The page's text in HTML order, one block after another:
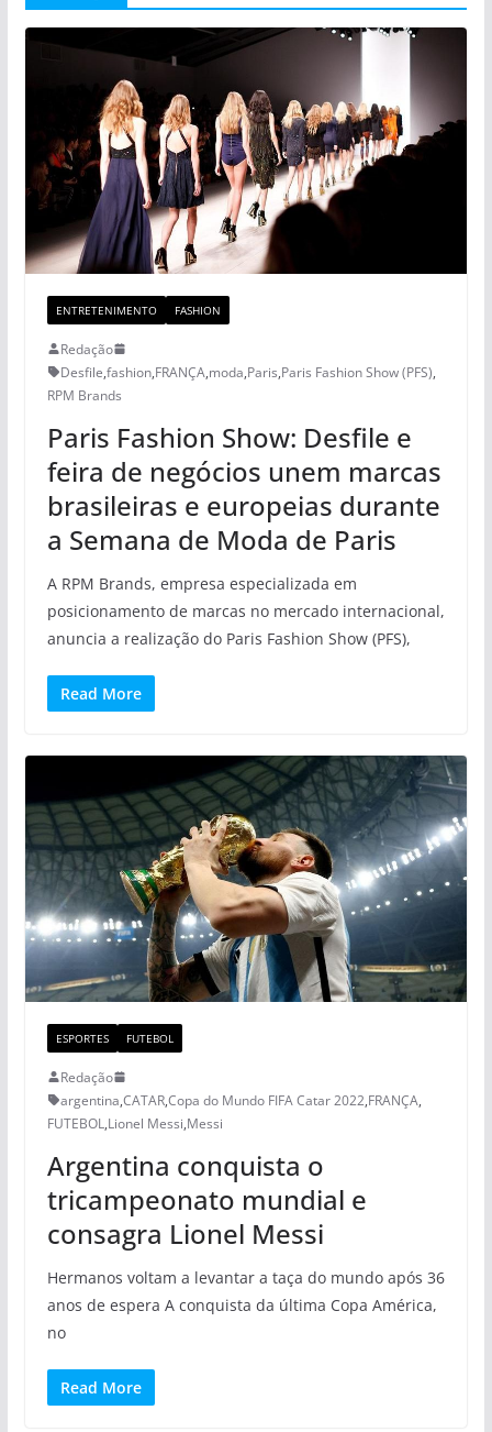
ENTRETENIMENTO FASHION
Redação
Desfile,fashion,FRANÇA,moda,Paris,Paris Fashion Show (PFS),
RPM Brands
Paris Fashion Show: Desfile e
feira de negócios unem marcas
brasileiras e europeias durante
a Semana de Moda de Paris
A RPM Brands, empresa especializada em
posicionamento de marcas no mercado internacional,
anuncia a realização do Paris Fashion Show (PFS),
Read More
ESPORTES FUTEBOL
Redação
argentina,CATAR,Copa do Mundo FIFA Catar 2022,FRANÇA,
FUTEBOL,Lionel Messi,Messi
Argentina conquista o
tricampeonato mundial e
consagra Lionel Messi
Hermanos voltam a levantar a taça do mundo após 36
anos de espera A conquista da última Copa América,
no
Read More